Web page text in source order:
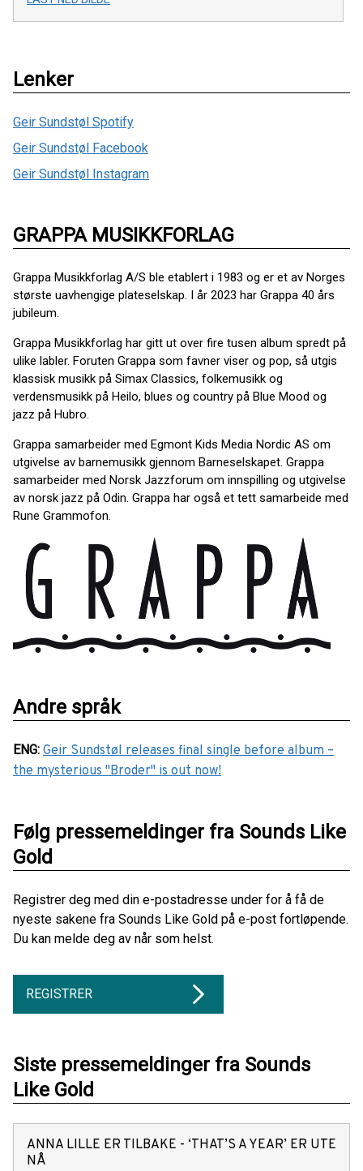
Lenker
Geir Sundstøl Spotify
Geir Sundstøl Facebook
Geir Sundstøl Instagram
GRAPPA MUSIKKFORLAG
Grappa Musikkforlag A/S ble etablert i 1983 og er et av Norges
største uavhengige plateselskap. I år 2023 har Grappa 40 års
jubileum.
Grappa Musikkforlag har gitt ut over fire tusen album spredt på
ulike labler. Foruten Grappa som favner viser og pop, så utgis
klassisk musikk på Simax Classics, folkemusikk og
verdensmusikk på Heilo, blues og country på Blue Mood og
jazz på Hubro.
Grappa samarbeider med Egmont Kids Media Nordic AS om
utgivelse av barnemusikk gjennom Barneselskapet. Grappa
samarbeider med Norsk Jazzforum om innspilling og utgivelse
av norsk jazz på Odin. Grappa har også et tett samarbeide med
Rune Grammofon.
Andre språk
ENG: Geir Sundstøl releases final single before album –
the mysterious "Broder" is out now!
Følg pressemeldinger fra Sounds Like
Gold
Registrer deg med din e-postadresse under for å få de
nyeste sakene fra Sounds Like Gold på e-post fortløpende.
Du kan melde deg av når som helst.
REGISTRER
Siste pressemeldinger fra Sounds
Like Gold
ANNA LILLE ER TILBAKE - ‘THAT’S A YEAR’ ER UTE
NÅ